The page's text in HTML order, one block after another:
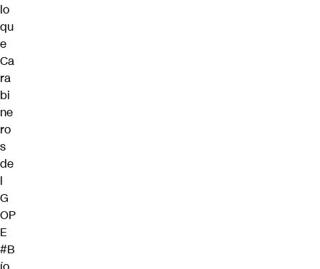
lo
qu
e
Ca
ra
bi
ne
ro
s
de
l
G
OP
E
#B